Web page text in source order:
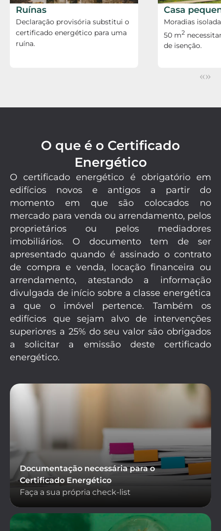
Ruínas
Declaração provisória substitui o
certificado energético para uma
ruína.
Casa
Moradias
50 m2
de isenção.
«»
O que é o Certificado
Energético
O certificado energético é obrigatório em
edifícios novos e antigos a partir do
momento em que são colocados no
mercado para venda ou arrendamento, pelos
proprietários ou pelos mediadores
imobiliários. O documento tem de ser
apresentado quando é assinado o contrato
de compra e venda, locação financeira ou
arrendamento, atestando a informação
divulgada de início sobre a classe energética
a que o imóvel pertence. Também os
edifícios que sejam alvo de intervenções
superiores a 25% do seu valor são obrigados
a solicitar a emissão deste certificado
energético.
Documentação necessária para o
Certificado Energético
Faça a sua própria check-list